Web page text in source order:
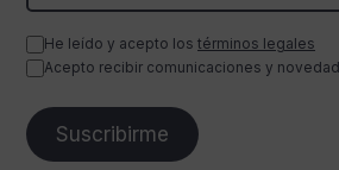
He leído y acepto los términos legales
Acepto recibir comunicaciones y